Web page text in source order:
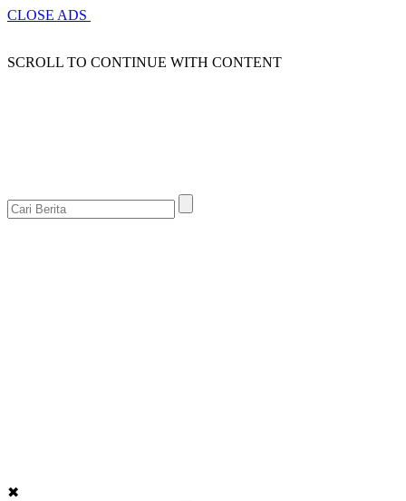
CLOSE ADS
SCROLL TO CONTINUE WITH CONTENT
✖